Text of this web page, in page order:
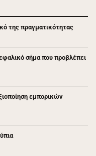
της πραγματικότητας
σήμα που προβλέπει
εμπορικών